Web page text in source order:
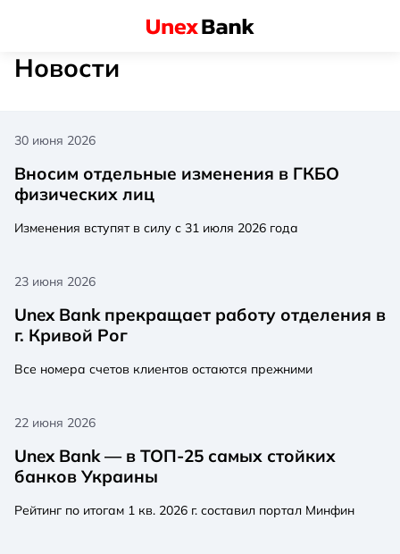
Новости
30 июня 2026
Вносим отдельные изменения в ГКБО
физических лиц
Изменения вступят в силу с 31 июля 2026 года
23 июня 2026
Unex Bank прекращает работу отделения в
г. Кривой Рог
Все номера счетов клиентов остаются прежними
22 июня 2026
Unex Bank — в ТОП-25 самых стойких
банков Украины
Рейтинг по итогам 1 кв. 2026 г. составил портал Минфин